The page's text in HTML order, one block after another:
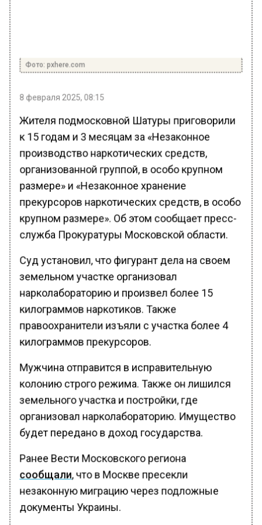
Фото: pxhere.com
8 февраля 2025, 08:15
Жителя подмосковной Шатуры приговорили
к 15 годам и 3 месяцам за «Незаконное
производство наркотических средств,
организованной группой, в особо крупном
размере» и «Незаконное хранение
прекурсоров наркотических средств, в особо
крупном размере». Об этом сообщает пресс-
служба Прокуратуры Московской области.
Суд установил, что фигурант дела на своем
земельном участке организовал
нарколабораторию и произвел более 15
килограммов наркотиков. Также
правоохранители изъяли с участка более 4
килограммов прекурсоров.
Мужчина отправится в исправительную
колонию строго режима. Также он лишился
земельного участка и постройки, где
организовал нарколабораторию. Имущество
будет передано в доход государства.
Ранее Вести Московского региона
сообщали, что в Москве пресекли
незаконную миграцию через подложные
документы Украины.